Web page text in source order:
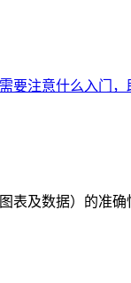
要注意什么入门
表及数据）的准